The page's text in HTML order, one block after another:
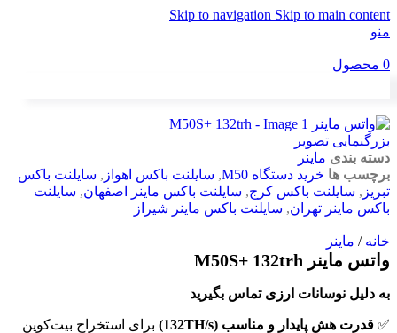
Skip to navigation Skip to main content
منو
0 محصول
بزرگنمایی تصویر
دسته بندی ماینر
برچسب ها خرید دستگاه M50 , سایلنت باکس اهواز , سایلنت باکس
تبریز , سایلنت باکس کرج, سایلنت باکس ماینر اصفهان, سایلنت
باکس ماینر تهران, سایلنت باکس ماینر شیراز
خانه/ ماینر
واتس ماینر M50S+ 132trh
به دلیل نوسانات ارزی تماس بگیرید
✅ قدرت هش پایدار و مناسب (132TH/s)
برای استخراج بیت‌کوین